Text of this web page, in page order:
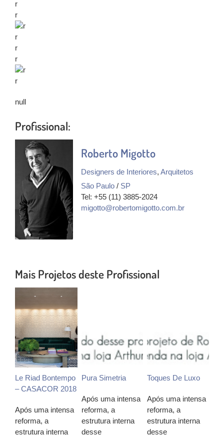
r
r
r
r
r
r
r
r
null
Profissional:
Roberto Migotto
Designers de Interiores, Arquitetos
São Paulo / SP
Tel: +55 (11) 3885-2024
migotto@robertomigotto.com.br
Mais Projetos deste Profissional
Le Riad Bontempo
– CASACOR 2018
Após uma intensa
reforma, a
estrutura interna
Pura Simetria
Após uma intensa
reforma, a
estrutura interna
desse
Toques De Luxo
Após uma intensa
reforma, a
estrutura interna
desse